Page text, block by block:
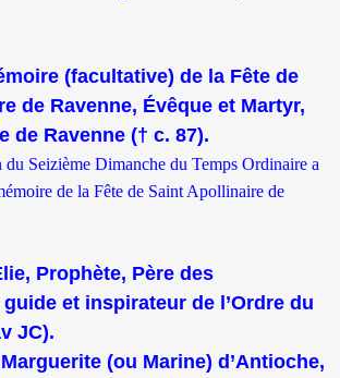
(facultative) de la Fête de
de Ravenne, Évêque et Martyr,
de Ravenne († c. 87).
Seizième Dimanche du Temps Ordinaire a
de la Fête de Saint Apollinaire de
Prophète, Père des
et inspirateur de l’Ordre du
JC).
(ou Marine) d’Antioche,